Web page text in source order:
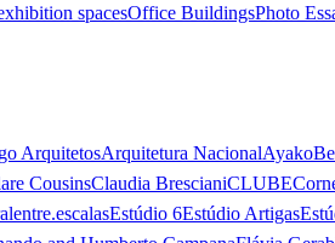
spacesOffice BuildingsPhoto
ArquitetosArquitetura NacionalAyako
CousinsClaudia BrescianiCLUBE
entre.escalasEstúdio 6Estúdio Artigas